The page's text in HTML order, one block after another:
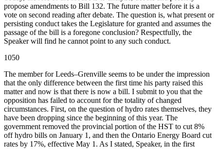
propose amendments to Bill 132. The future matter before it is a
vote on second reading after debate. The question is, what present or
persisting conduct takes the Legislature for granted and assumes the
passage of the bill is a foregone conclusion? Respectfully, the
Speaker will find he cannot point to any such conduct.
1050
The member for Leeds–Grenville seems to be under the impression
that the only difference between the first time his party raised this
matter and now is that there is now a bill. I submit to you that the
opposition has failed to account for the totality of changed
circumstances. First, on the question of hydro rates themselves, they
have been dropping since the beginning of this year. The
government removed the provincial portion of the HST to cut 8%
off hydro bills on January 1, and then the Ontario Energy Board cut
rates by 17%, effective May 1. As I stated, Speaker, in the first